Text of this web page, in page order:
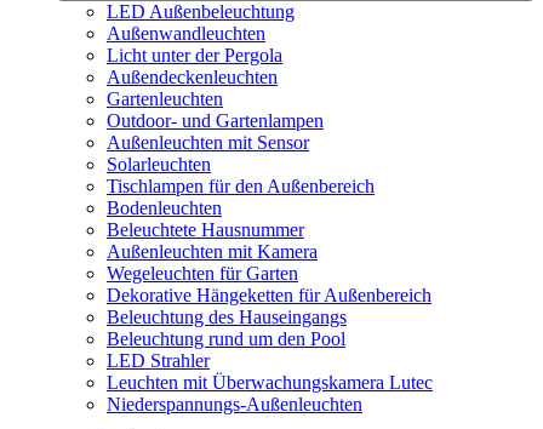
LED Außenbeleuchtung
Außenwandleuchten
Licht unter der Pergola
Außendeckenleuchten
Gartenleuchten
Outdoor- und Gartenlampen
Außenleuchten mit Sensor
Solarleuchten
Tischlampen für den Außenbereich
Bodenleuchten
Beleuchtete Hausnummer
Außenleuchten mit Kamera
Wegeleuchten für Garten
Dekorative Hängeketten für Außenbereich
Beleuchtung des Hauseingangs
Beleuchtung rund um den Pool
LED Strahler
Leuchten mit Überwachungskamera Lutec
Niederspannungs-Außenleuchten